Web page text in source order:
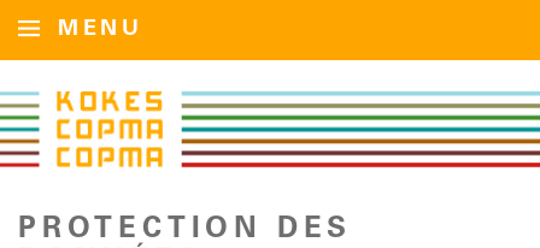
MENU
PROTECTION DES